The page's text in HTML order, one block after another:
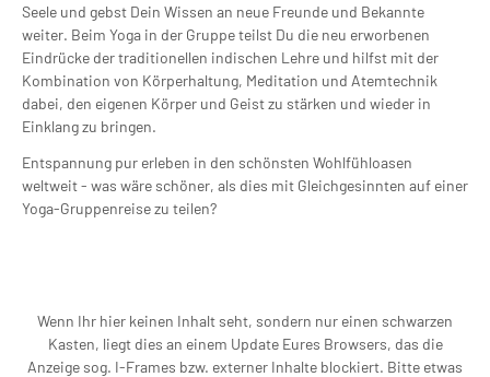
Seele und gebst Dein Wissen an neue Freunde und Bekannte
weiter. Beim Yoga in der Gruppe teilst Du die neu erworbenen
Eindrücke der traditionellen indischen Lehre und hilfst mit der
Kombination von Körperhaltung, Meditation und Atemtechnik
dabei, den eigenen Körper und Geist zu stärken und wieder in
Einklang zu bringen.
Entspannung pur erleben in den schönsten Wohlfühloasen
weltweit - was wäre schöner, als dies mit Gleichgesinnten auf einer
Yoga-Gruppenreise zu teilen?
Wenn Ihr hier keinen Inhalt seht, sondern nur einen schwarzen
Kasten, liegt dies an einem Update Eures Browsers, das die
Anzeige sog. I-Frames bzw. externer Inhalte blockiert. Bitte etwas